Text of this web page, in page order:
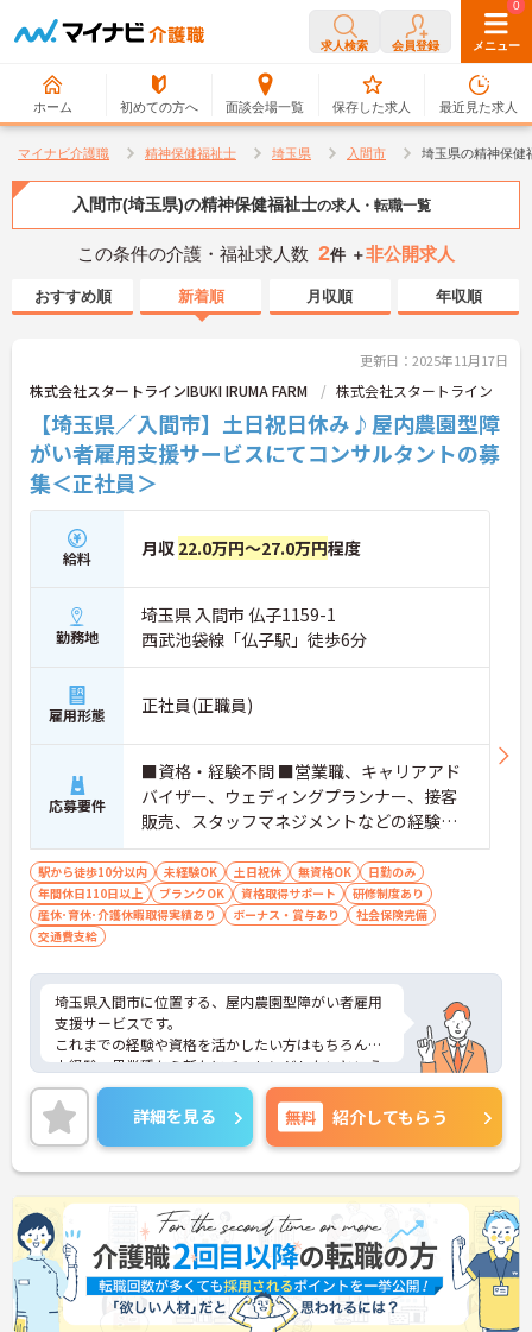
求人検索 会員登録 メニュー
ホーム 初めての方へ 面談会場一覧
0
保存した求人
0
最近見た求人
マイナビ介護職 精神保健福祉士 埼玉県 入間市 埼玉県の精神保健
入間市(埼玉県)の精神保健福祉士の求人・転職一覧
この条件の介護・福祉求人数 2件 ＋非公開求人
おすすめ順 新着順 月収順 年収順
更新日：2025年11月17日
株式会社スタートラインIBUKI IRUMA FARM 株式会社スタートライン
【埼玉県／入間市】土日祝日休み♪屋内農園型障
がい者雇用支援サービスにてコンサルタントの募
集＜正社員＞
給料 月収 22.0万円～27.0万円程度
勤務地
埼玉県 入間市 仏子1159-1
西武池袋線「仏子駅」徒歩6分
雇用形態 正社員(正職員)
応募要件
■資格・経験不問 ■営業職、キャリアアド
バイザー、ウェディングプランナー、接客
販売、スタッフマネジメントなどの経験の
ある方／障がい者支援経験をお持ちの方
（社会福祉士、ケアマネジャー、精神保健
福祉士、作業療法士など）歓迎します！
駅から徒歩10分以内 未経験OK 土日祝休 無資格OK
日勤のみ
年間休日110日以上
ブランクOK 資格取得サポート
研修制度あり
産休･育休･介護休暇取得実績あり
ボーナス・賞与あり
社会保険完備
交通費支給
埼玉県入間市に位置する、屋内農園型障がい者雇用
支援サービスです。
これまでの経験や資格を活かしたい方はもちろん、
未経験・異業種から新たにチャレンジしたいという
方も大歓迎！
社員研修や資格取得支援がございますので、働きな
がらスキルアップを目指すことができます。
土日祝日休みで、年間休日は120日♪プライベート
の時間も充実させることができます。
ご興味をお持ちの方はお気軽にお問い合わせくださ
い。
詳細を見る 無料 紹介してもらう